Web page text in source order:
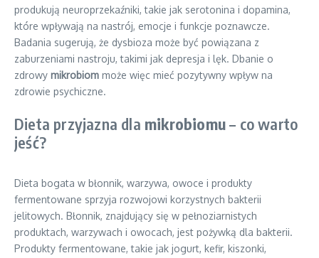
produkują neuroprzekaźniki, takie jak serotonina i dopamina,
które wpływają na nastrój, emocje i funkcje poznawcze.
Badania sugerują, że dysbioza może być powiązana z
zaburzeniami nastroju, takimi jak depresja i lęk. Dbanie o
zdrowy mikrobiom może więc mieć pozytywny wpływ na
zdrowie psychiczne.
Dieta przyjazna dla mikrobiomu– co warto
jeść?
Dieta bogata w błonnik, warzywa, owoce i produkty
fermentowane sprzyja rozwojowi korzystnych bakterii
jelitowych. Błonnik, znajdujący się w pełnoziarnistych
produktach, warzywach i owocach, jest pożywką dla bakterii.
Produkty fermentowane, takie jak jogurt, kefir, kiszonki,